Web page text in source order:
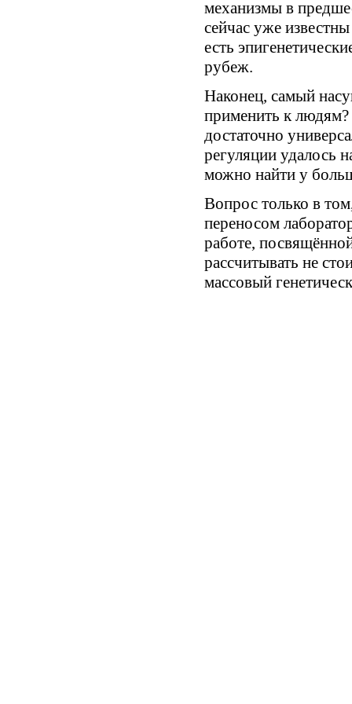
механизмы в
сейчас уже
есть
рубеж.
Наконец, самый
применить к
достаточно
регуляции удалось
можно найти у
Вопрос только в
переносом
работе,
рассчитывать не
массовый